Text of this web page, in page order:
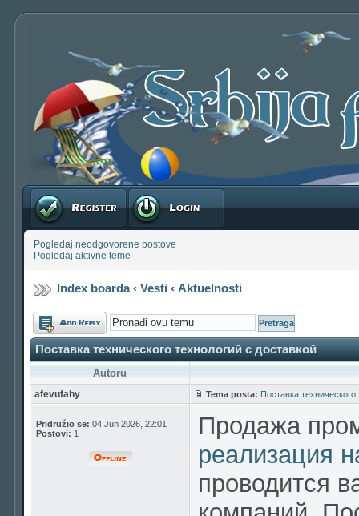
Registruj se Prijavite se
Pogledaj neodgovorene postove
Pogledaj aktivne teme
Index boarda‹ Vesti ‹ Aktuelnosti
Odgovori
Поставка технического технологий с доставкой
Autoru
afevufahy Tema posta: Поставка
Pridružio se: 04 Jun 2026, 22:01
Postovi: 1
Продажа
реализация
проводится